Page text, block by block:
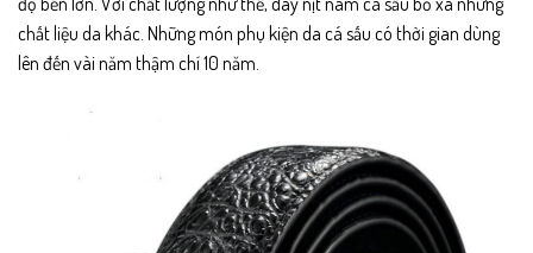
chất liệu da khác. Những món phụ kiện da cá sấu có thời gian dùng
lên đến vài năm thậm chí 10 năm.